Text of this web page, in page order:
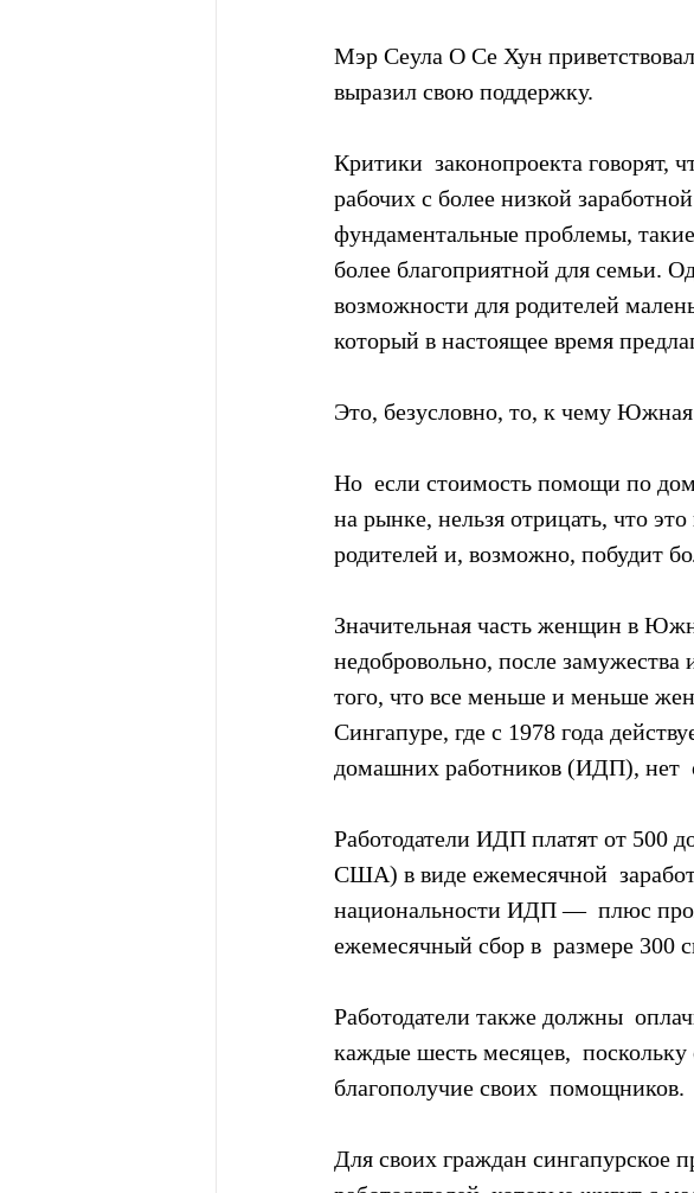
Мэр Сеула О Се Хун
выразил свою поддержку.
Критики  законопроекта говорят,
рабочих с более низкой
фундаментальные проблемы,
более благоприятной для семьи.
возможности для родителей
который в настоящее время
Это, безусловно, то, к чему
Но  если стоимость помощи по
на рынке, нельзя отрицать, что
родителей и, возможно, побудит
Значительная часть женщин в
недобровольно, после замужества
того, что все меньше и меньше
Сингапуре, где с 1978 года
домашних работников (ИДП), нет
Работодатели ИДП платят от 500
США) в виде ежемесячной
национальности ИДП —  плюс
ежемесячный сбор в  размере 300
Работодатели также должны
каждые шесть месяцев,  поскольку
благополучие своих  помощников.
Для своих граждан сингапурское